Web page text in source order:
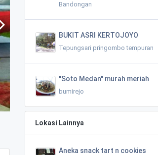
Bandongan
BUKIT ASRI KERTOJOYO
Tepungsari pringombo tempuran
"Soto Medan" murah meriah
bumirejo
Lokasi Lainnya
Aneka snack tart n cookies